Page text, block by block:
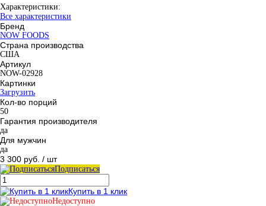
Характеристики:
Все характеристики
Бренд
NOW FOODS
Страна производства
США
Артикул
NOW-02928
Картинки
Загрузить
Кол-во порций
50
Гарантия производителя
да
Для мужчин
да
3 300 руб. / шт
Подписаться
Купить в 1 клик
Недоступно